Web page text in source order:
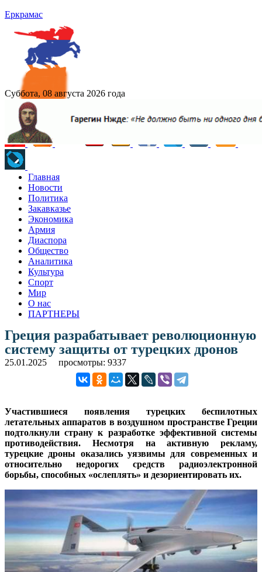
Еркрамас
Суббота, 08 августа 2026 года
Главная
Новости
Политика
Закавказье
Экономика
Армия
Диаспора
Общество
Аналитика
Культура
Спорт
Мир
О нас
ПАРТНЕРЫ
Греция разрабатывает революционную
систему защиты от турецких дронов
25.01.2025 просмотры: 9337
Участившиеся появления турецких беспилотных
летательных аппаратов в воздушном пространстве Греции
подтолкнули страну к разработке эффективной системы
противодействия. Несмотря на активную рекламу,
турецкие дроны оказались уязвимы для современных и
относительно недорогих средств радиоэлектронной
борьбы, способных «ослеплять» и дезориентировать их.